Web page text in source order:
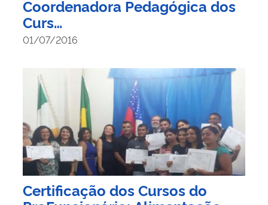
Coordenadora Pedagógica dos
Curs…
01/07/2016
Certificação dos Cursos do